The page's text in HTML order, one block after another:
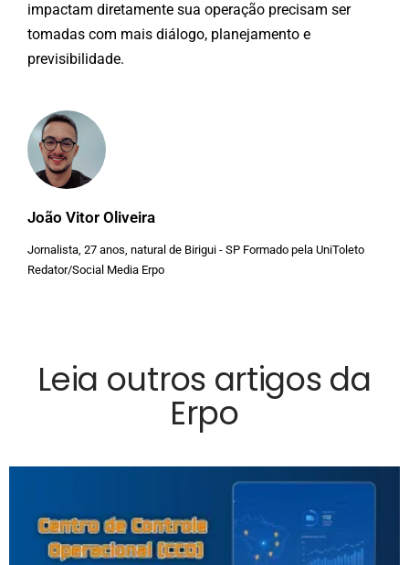
João Vitor Oliveira
Jornalista, 27 anos, natural de Birigui - SP Formado pela UniToleto
Redator/Social Media Erpo
impactam diretamente sua operação precisam ser
tomadas com mais diálogo, planejamento e
previsibilidade.
Leia outros artigos da
Erpo